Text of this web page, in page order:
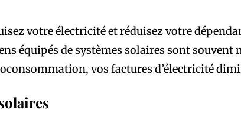
votre électricité et réduisez votre
équipés de systèmes solaires sont souvent
vos factures d’électricité